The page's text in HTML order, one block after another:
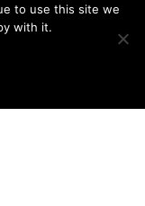
第 38 卷第 9
第 453 期
to use this site we
with it.